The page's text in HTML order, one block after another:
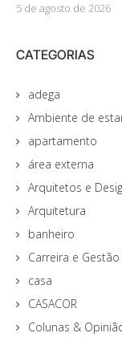
5 de agosto de 2026
CATEGORIAS
adega
Ambiente de
apartamento
área externa
Arquitetos e
Arquitetura
banheiro
Carreira e Gestão
casa
CASACOR
Colunas &